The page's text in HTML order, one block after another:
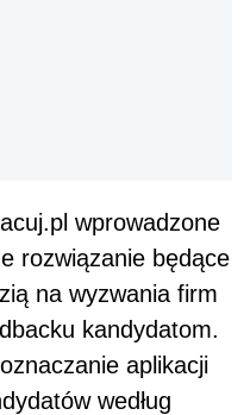
wprowadzone
rozwiązanie będące
na wyzwania firm
kandydatom.
aplikacji
według